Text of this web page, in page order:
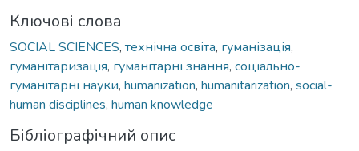
Ключові слова
SOCIAL SCIENCES, технічна освіта, гуманізація,
гуманітаризація, гуманітарні знання, соціально-
гуманітарні науки, humanization, humanitarization, social-
human disciplines, human knowledge
Бібліографічний опис